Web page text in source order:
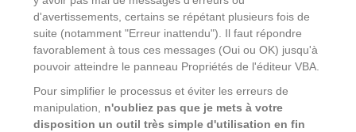
d'avertissements, certains se répétant plusieurs fois de
suite (notamment "Erreur inattendu"). Il faut répondre
favorablement à tous ces messages (Oui ou OK) jusqu'à
pouvoir atteindre le panneau Propriétés de l'éditeur VBA.
Pour simplifier le processus et éviter les erreurs de
manipulation, n'oubliez pas que je mets à votre
disposition un outil très simple d'utilisation en fin